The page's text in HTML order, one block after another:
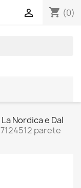
shopping_cart (0)

La Nordica e Dal
7124512 parete